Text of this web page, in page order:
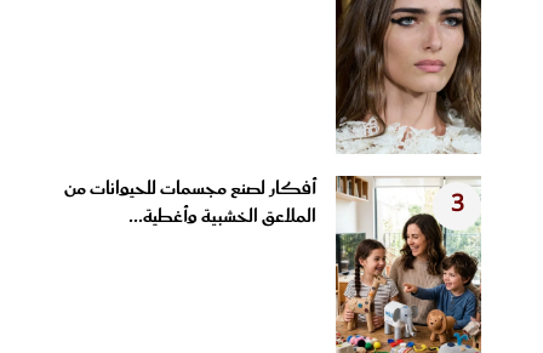
3
أفكار لصنع مجسمات للحيوانات من
الملاعق الخشبية وأغطية...